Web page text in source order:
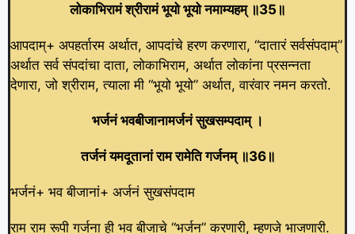
लोकाभिरामं श्रीरामं भूयो भूयो नमाम्यहम्‌ ॥35॥
आपदाम्+ अपहर्तारम अर्थात, आपदांचे हरण करणारा, “दातारं सर्वसंपदाम्”
अर्थात सर्व संपदांचा दाता, लोकाभिराम, अर्थात लोकांना प्रसन्नता
देणारा, जो श्रीराम, त्याला मी “भूयो भूयो” अर्थात, वारंवार नमन करतो.
भर्जनं भवबीजानामर्जनं सुखसम्पदाम्‌ ।
तर्जनं यमदूतानां राम रामेति गर्जनम्‌ ॥36॥
भर्जनं+ भव बीजानां+ अर्जनं सुखसंपदाम
राम राम रूपी गर्जना ही भव बीजाचे “भर्जन” करणारी, म्हणजे भाजणारी.